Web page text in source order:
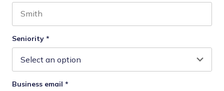
Seniority *
Business email *